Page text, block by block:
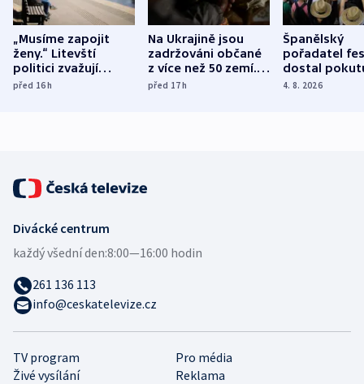
„Musíme zapojit
ženy.“ Litevští
politici zvažují
dohodu o
před 16h
Na Ukrajině jsou
zadržováni občané
z více než 50 zemí.
Bojovali na straně
před 17h
Španělský
pořadatel
dostal
nekalé
4. 8. 2026
TV program
Pro média
Živé vysílání
Reklama
Divácké centrum
každý všední den:8:00—16:00 hodin
261 136 113
info@ceskatelevize.cz